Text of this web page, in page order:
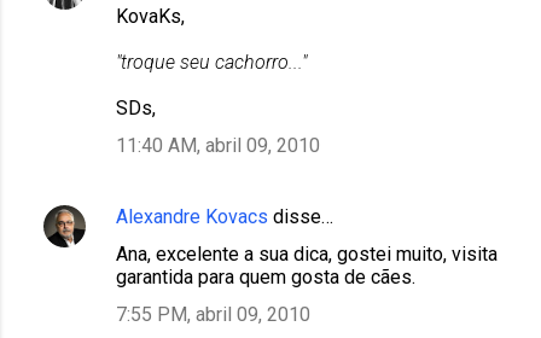
KovaKs,
"troque seu cachorro..."
SDs,
11:40 AM, abril 09, 2010
Alexandre Kovacs disse…
Ana, excelente a sua dica, gostei muito, visita
garantida para quem gosta de cães.
7:55 PM, abril 09, 2010